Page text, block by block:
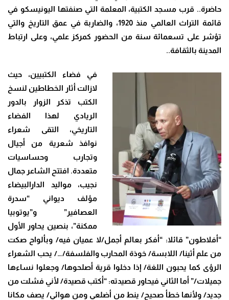
حاضرة.. قرب مسجد الكتبية، المعلمة التي صنفتها اليونيسكو في
قائمة التراث العالمي منذ 1920، والضاربة في عمق التاريخ والتي
تؤشر على تسعمائة سنة من الحضور كمركز علمي، وعلى ارتباط
المدينة بالثقافة..
في فضاء الكتبيين، حيث
لازالت أثار الخطاطين لنسخ
الكتب تذكر الزوار بالدور
الريادي لهذا الفضاء
التاريخي، التقى شعراء
نوافذ شعرية من أجيال
وتجارب وحساسيات
متعددة. افتتح الشاعر جمال
نجيب، مواليد الدارالبيضاء
مؤلف ديواني “سدرة
العصافير” و”يوتوبيا
ممكنة”، بنصين يحاور الأول
“أفلاطون” قائلا: “أفكر بعالم أجمل/لا عميان فيه/ وبألواح صكت
من علم أثينا/ اللابسة/ خوذة المحارب والفلسفة/…/ يحب الشعراء
الرؤى كما يحبون اللغة/ إذا دخلوا قرية أصلحوها/ وجعلوا نساءها
جميلات/” أما الثاني فيحاور قصيدته: “أكتب قصيدة/ لأني فشلت من
جديد/ ولأنها خطأ صحيح/ ينط من أضلعي ومن هوائي/ يصف مكانا